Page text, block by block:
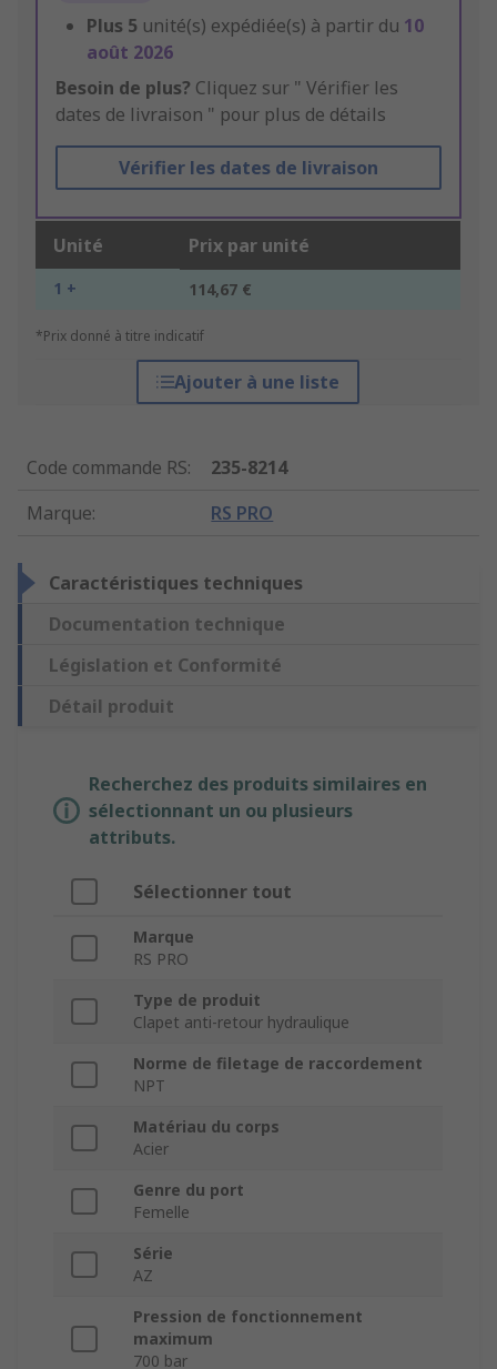
Plus 5 unité(s) expédiée(s) à partir du 10
août 2026
Besoin de plus? Cliquez sur " Vérifier les
dates de livraison " pour plus de détails
Vérifier les dates de livraison
Unité Prix par unité
1 + 114,67 €
*Prix donné à titre indicatif
Ajouter à une liste
Code commande RS:
235-8214
Marque: RS PRO
Caractéristiques techniques
Documentation technique
Législation et Conformité
Détail produit
Recherchez des produits similaires en
sélectionnant un ou plusieurs
attributs.
Sélectionner tout
Marque
RS PRO
Type de produit
Clapet anti-retour hydraulique
Norme de filetage de raccordement
NPT
Matériau du corps
Acier
Genre du port
Femelle
Série
AZ
Pression de fonctionnement
maximum
700 bar